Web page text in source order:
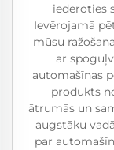
iederoties
Ievērojamā
mūsu
ar
automašīnas
produkts
ātrumās un
augstāku
par